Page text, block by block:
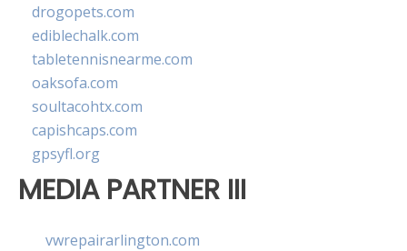
drogopets.com
ediblechalk.com
tabletennisnearme.com
oaksofa.com
soultacohtx.com
capishcaps.com
gpsyfl.org
MEDIA PARTNER III
vwrepairarlington.com